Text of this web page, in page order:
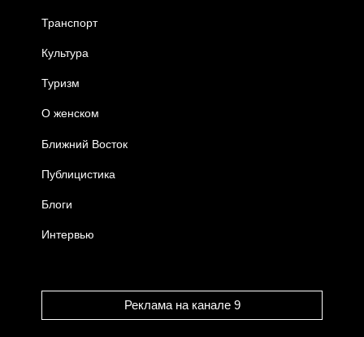
Транспорт
Культура
Туризм
О женском
Ближний Восток
Публицистика
Блоги
Интервью
Реклама на канале 9